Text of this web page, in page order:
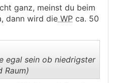
ganz, meinst du beim
dann wird die WP ca. 50
egal sein ob niedrigster
Raum)